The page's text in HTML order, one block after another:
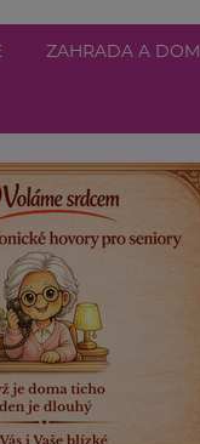
ZAHRADA A
na další